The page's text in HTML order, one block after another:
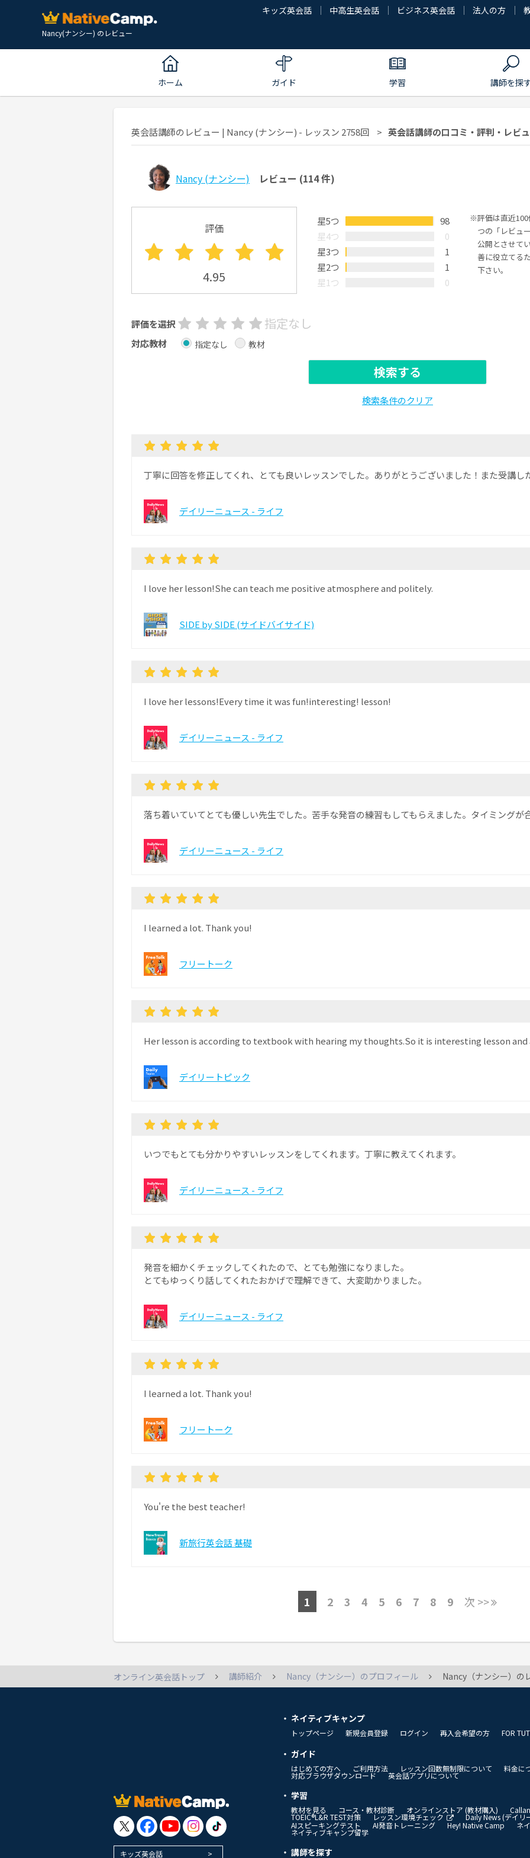
Nancy(ナンシー) のレビュー
キッズ英会話 中高生英会話 ビジネス英会話 法人の方
ホーム ガイド 学習 講師を探
英会話講師のレビュー | Nancy (ナンシー) - レッスン 2758回 英会話講師の口コミ・評判・レビ
Nancy (ナンシー) レビュー (114 件)
評価
4.95
星5つ
98
星4つ
0
星3つ
1
星2つ
1
星1つ
0
評価は直近
つの「レビュ
公開とさせて
善に役立てる
下さい。
評価を選択 指定なし
対応教材 指定なし 教材
検索する
検索条件のクリア
丁寧に回答を修正してくれ、とても良いレッスンでした。ありがとうございました！また受講し
デイリーニュース - ライフ
I love her lesson!She can teach me positive atmosphere and politely.
SIDE by SIDE (サイドバイサイド)
I love her lessons!Every time it was fun!interesting! lesson!
デイリーニュース - ライフ
落ち着いていてとても優しい先生でした。苦手な発音の練習もしてもらえました。タイミングが
デイリーニュース - ライフ
I learned a lot. Thank you!
フリートーク
Her lesson is according to textbook with hearing my thoughts.So it is interesting lesson
デイリートピック
いつでもとても分かりやすいレッスンをしてくれます。丁寧に教えてくれます。
デイリーニュース - ライフ
発音を細かくチェックしてくれたので、とても勉強になりました。
とてもゆっくり話してくれたおかげで理解できて、大変助かりました。
デイリーニュース - ライフ
I learned a lot. Thank you!
フリートーク
You're the best teacher!
新旅行英会話 基礎
1 2 3 4 5 6 7 8 9 次 >>
オンライン英会話トップ 講師紹介 Nancy（ナンシー）のプロフィール Nancy（ナンシー）の
キッズ英会話
ネイティブキャンプ
トップページ 新規会員登録 ログイン 再入会希望の方 FOR
ガイド
はじめての方へ ご利用方法 レッスン回数無制限について 料金に
対応ブラウザダウンロード 英会話アプリについて
学習
教材を見る コース・教材診断 オンラインストア (教材購入)
TOEIC®L&R TEST対策 レッスン環境チェック Daily News (デイリ
AIスピーキングテスト
AI発音トレーニング Hey! Native Camp ネ
ネイティブキャンプ留学
講師を探す